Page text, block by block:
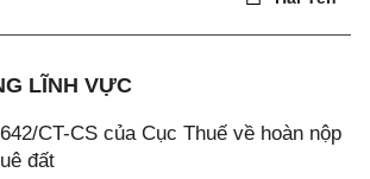
LĨNH VỰC
CT-CS của Cục Thuế về hoàn nộp
đất